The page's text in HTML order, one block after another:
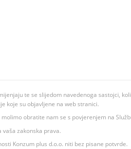
te se slijedom navedenoga sastojci,
koje su objavljene na web stranici.
obratite nam se s povjerenjem na
zakonska prava.
Konzum plus d.o.o. niti bez pisane potvrde.